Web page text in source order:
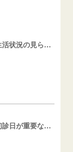
一人暮らしでも障害年金を請求できる？生活状況の見られ方
退職後でも障害厚生年金を請求できる？初診日が重要な理由